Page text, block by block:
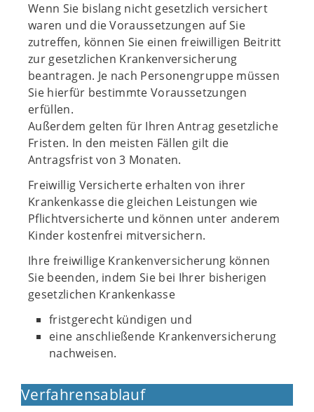
Wenn Sie bislang nicht gesetzlich versichert
waren und die Voraussetzungen auf Sie
zutreffen, können Sie einen freiwilligen Beitritt
zur gesetzlichen Krankenversicherung
beantragen. Je nach Personengruppe müssen
Sie hierfür bestimmte Voraussetzungen
erfüllen.
Außerdem gelten für Ihren Antrag gesetzliche
Fristen. In den meisten Fällen gilt die
Antragsfrist von 3 Monaten.
Freiwillig Versicherte erhalten von ihrer
Krankenkasse die gleichen Leistungen wie
Pflichtversicherte und können unter anderem
Kinder kostenfrei mitversichern.
Ihre freiwillige Krankenversicherung können
Sie beenden, indem Sie bei Ihrer bisherigen
gesetzlichen Krankenkasse
fristgerecht kündigen und
eine anschließende Krankenversicherung
nachweisen.
Verfahrensablauf